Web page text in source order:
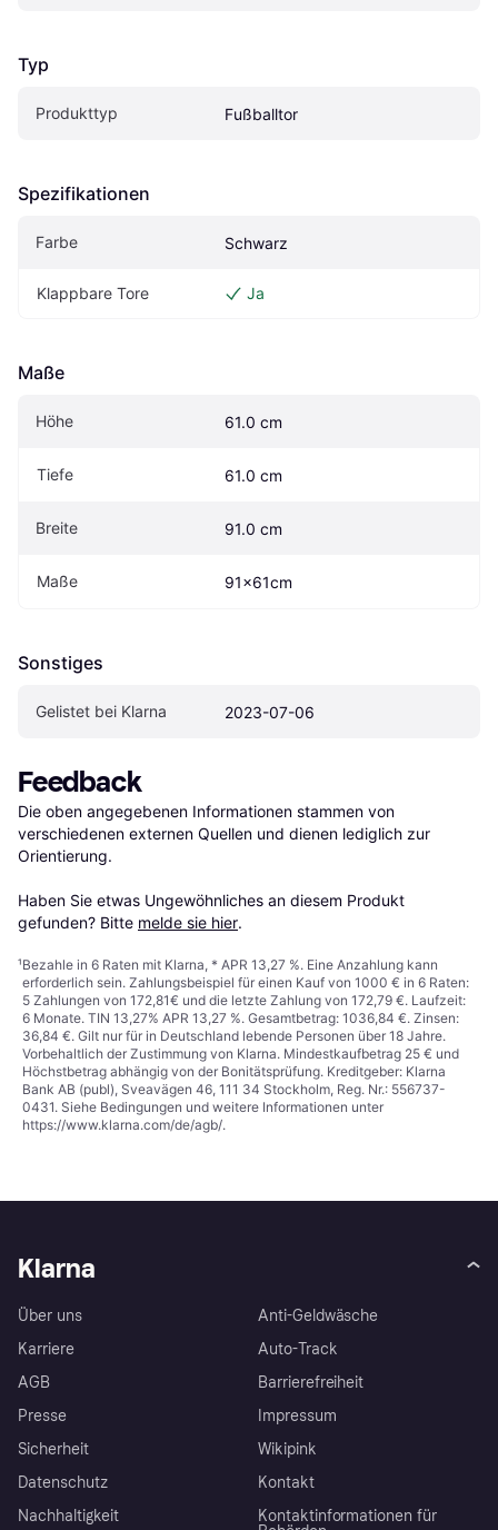
Typ
Produkttyp Fußballtor
Spezifikationen
Farbe Schwarz
Klappbare Tore Ja
Maße
Höhe 61.0 cm
Tiefe 61.0 cm
Breite 91.0 cm
Maße 91x61cm
Sonstiges
Gelistet bei Klarna 2023-07-06
Feedback
Die oben angegebenen Informationen stammen von
verschiedenen externen Quellen und dienen lediglich zur
Orientierung.
Haben Sie etwas Ungewöhnliches an diesem Produkt
gefunden? Bitte melde sie hier.
¹Bezahle in 6 Raten mit Klarna, * APR 13,27 %. Eine Anzahlung kann
erforderlich sein. Zahlungsbeispiel für einen Kauf von 1000 € in 6 Raten:
5 Zahlungen von 172,81€ und die letzte Zahlung von 172,79 €. Laufzeit:
6 Monate. TIN 13,27% APR 13,27 %. Gesamtbetrag: 1036,84 €. Zinsen:
36,84 €. Gilt nur für in Deutschland lebende Personen über 18 Jahre.
Vorbehaltlich der Zustimmung von Klarna. Mindestkaufbetrag 25 € und
Höchstbetrag abhängig von der Bonitätsprüfung. Kreditgeber: Klarna
Bank AB (publ), Sveavägen 46, 111 34 Stockholm, Reg. Nr.: 556737-
0431. Siehe Bedingungen und weitere Informationen unter
https://www.klarna.com/de/agb/.
Klarna
Über uns
Karriere
AGB
Presse
Sicherheit
Datenschutz
Nachhaltigkeit
Anti-Geldwäsche
Auto-Track
Barrierefreiheit
Impressum
Wikipink
Kontakt
Kontaktinformationen für